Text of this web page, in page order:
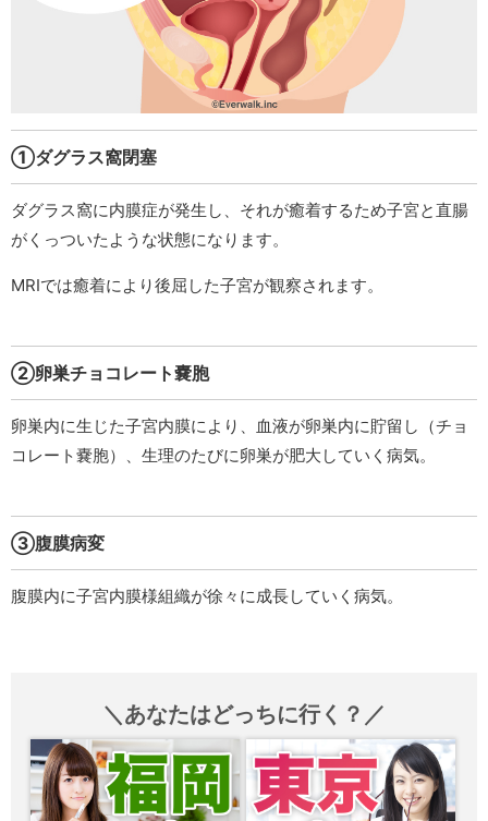
①ダグラス窩閉塞
ダグラス窩に内膜症が発生し、それが癒着するため子宮と直腸
がくっついたような状態になります。
MRIでは癒着により後屈した子宮が観察されます。
②卵巣チョコレート嚢胞
卵巣内に生じた子宮内膜により、血液が卵巣内に貯留し（チョ
コレート嚢胞）、生理のたびに卵巣が肥大していく病気。
③腹膜病変
腹膜内に子宮内膜様組織が徐々に成長していく病気。
＼あなたはどっちに行く？／